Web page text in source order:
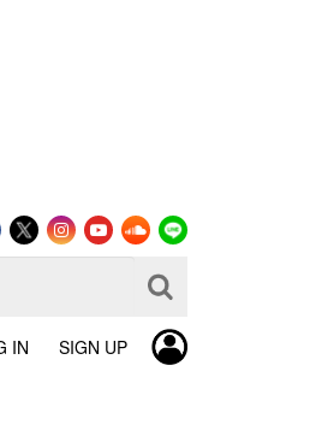
IN SIGN UP